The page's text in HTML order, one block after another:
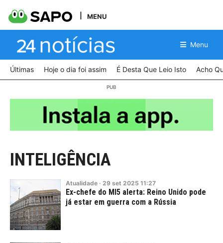
MENU
Menu
Últimas Hoje o dia foi assim É Desta Que Leio Isto Acho
INTELIGÊNCIA
Atualidade · 29 set 2025 11:27
Ex-chefe do MI5 alerta: Reino Unido pode
já estar em guerra com a Rússia